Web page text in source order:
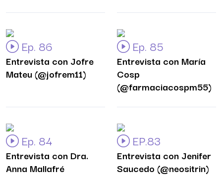
Ep. 86
Entrevista con Jofre
Mateu (@jofrem11)
Ep. 85
Entrevista con María
Cosp
(@farmaciacospm55)
Ep. 84
Entrevista con Dra.
Anna Mallafré
EP.83
Entrevista con Jenifer
Saucedo (@neositrin)